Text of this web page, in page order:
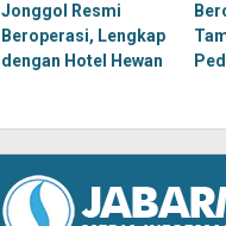
Jonggol Resmi
Beroperasi, Lengkap
dengan Hotel Hewan